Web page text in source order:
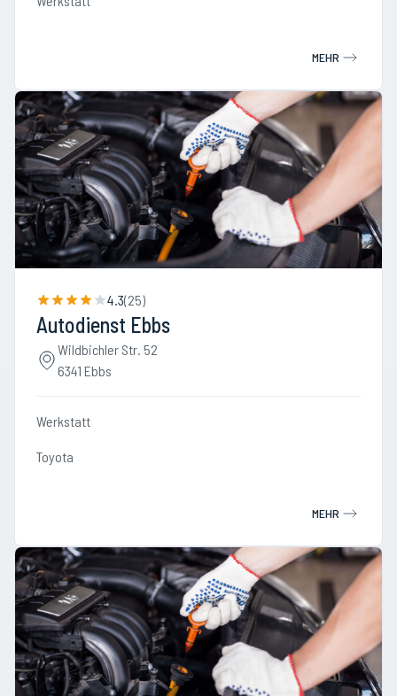
MEHR
4.3(25)
Autodienst Ebbs
Wildbichler Str. 52
6341 Ebbs
Werkstatt
Toyota
MEHR